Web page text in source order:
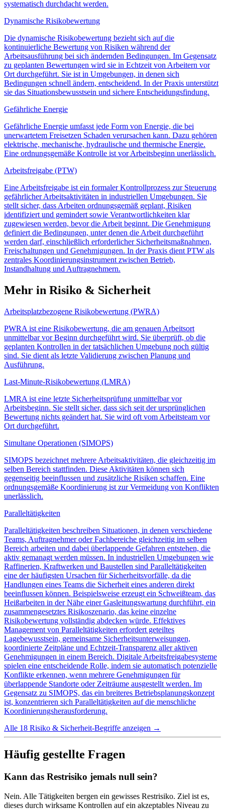
systematisch durchdacht werden.
Dynamische Risikobewertung
Die dynamische Risikobewertung bezieht sich auf die
kontinuierliche Bewertung von Risiken während der
Arbeitsausführung bei sich ändernden Bedingungen. Im Gegensatz
zu geplanten Bewertungen wird sie in Echtzeit von Arbeitern vor
Ort durchgeführt. Sie ist in Umgebungen, in denen sich
Bedingungen schnell ändern, entscheidend. In der Praxis unterstützt
sie das Situationsbewusstsein und sichere Entscheidungsfindung.
Gefährliche Energie
Gefährliche Energie umfasst jede Form von Energie, die bei
unerwartetem Freisetzen Schaden verursachen kann. Dazu gehören
elektrische, mechanische, hydraulische und thermische Energie.
Eine ordnungsgemäße Kontrolle ist vor Arbeitsbeginn unerlässlich.
Arbeitsfreigabe (PTW)
Eine Arbeitsfreigabe ist ein formaler Kontrollprozess zur Steuerung
gefährlicher Arbeitsaktivitäten in industriellen Umgebungen. Sie
stellt sicher, dass Arbeiten ordnungsgemäß geplant, Risiken
identifiziert und gemindert sowie Verantwortlichkeiten klar
zugewiesen werden, bevor die Arbeit beginnt. Die Genehmigung
definiert die Bedingungen, unter denen die Arbeit durchgeführt
werden darf, einschließlich erforderlicher Sicherheitsmaßnahmen,
Freischaltungen und Genehmigungen. In der Praxis dient PTW als
zentrales Koordinierungsinstrument zwischen Betrieb,
Instandhaltung und Auftragnehmern.
Mehr in Risiko & Sicherheit
Arbeitsplatzbezogene Risikobewertung (PWRA)
PWRA ist eine Risikobewertung, die am genauen Arbeitsort
unmittelbar vor Beginn durchgeführt wird. Sie überprüft, ob die
geplanten Kontrollen in der tatsächlichen Umgebung noch gültig
sind. Sie dient als letzte Validierung zwischen Planung und
Ausführung.
Last-Minute-Risikobewertung (LMRA)
LMRA ist eine letzte Sicherheitsprüfung unmittelbar vor
Arbeitsbeginn. Sie stellt sicher, dass sich seit der ursprünglichen
Bewertung nichts geändert hat. Sie wird oft vom Arbeitsteam vor
Ort durchgeführt.
Simultane Operationen (SIMOPS)
SIMOPS bezeichnet mehrere Arbeitsaktivitäten, die gleichzeitig im
selben Bereich stattfinden. Diese Aktivitäten können sich
gegenseitig beeinflussen und zusätzliche Risiken schaffen. Eine
ordnungsgemäße Koordinierung ist zur Vermeidung von Konflikten
unerlässlich.
Paralleltätigkeiten
Paralleltätigkeiten beschreiben Situationen, in denen verschiedene
Teams, Auftragnehmer oder Fachbereiche gleichzeitig im selben
Bereich arbeiten und dabei überlappende Gefahren entstehen, die
aktiv gemanagt werden müssen. In industriellen Umgebungen wie
Raffinerien, Kraftwerken und Baustellen sind Paralleltätigkeiten
eine der häufigsten Ursachen für Sicherheitsvorfälle, da die
Handlungen eines Teams die Sicherheit eines anderen direkt
beeinflussen können. Beispielsweise erzeugt ein Schweißteam, das
Heißarbeiten in der Nähe einer Gasleitungswartung durchführt, ein
zusammengesetztes Risikoszenario, das keine einzelne
Risikobewertung vollständig abdecken würde. Effektives
Management von Paralleltätigkeiten erfordert geteiltes
Lagebewusstsein, gemeinsame Sicherheitsunterweisungen,
koordinierte Zeitpläne und Echtzeit-Transparenz aller aktiven
Genehmigungen in einem Bereich. Digitale Arbeitsfreigabesysteme
spielen eine entscheidende Rolle, indem sie automatisch potenzielle
Konflikte erkennen, wenn mehrere Genehmigungen für
überlappende Standorte oder Zeiträume ausgestellt werden. Im
Gegensatz zu SIMOPS, das ein breiteres Betriebsplanungskonzept
ist, konzentrieren sich Paralleltätigkeiten auf die menschliche
Koordinierungsherausforderung.
Alle 18 Risiko & Sicherheit-Begriffe anzeigen →
Häufig gestellte Fragen
Kann das Restrisiko jemals null sein?
Nein. Alle Tätigkeiten bergen ein gewisses Restrisiko. Ziel ist es,
dieses durch wirksame Kontrollen auf ein akzeptables Niveau zu